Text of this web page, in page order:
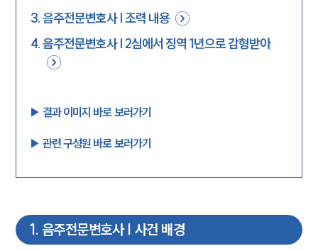
3.음주전문변호사 | 조력 내용
4.음주전문변호사 | 2심에서 징역 1년으로 감형받아
▶︎ 결과 이미지 바로 보러가기
▶︎ 관련 구성원 바로 보러가기
1. 음주전문변호사 | 사건 배경